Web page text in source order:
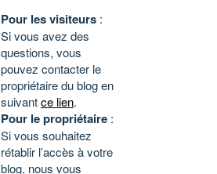
Pour les visiteurs :
Si vous avez des
questions, vous
pouvez contacter le
propriétaire du blog en
suivantce lien.
Pour le propriétaire :
Si vous souhaitez
rétablir l’accès à votre
blog, nous vous